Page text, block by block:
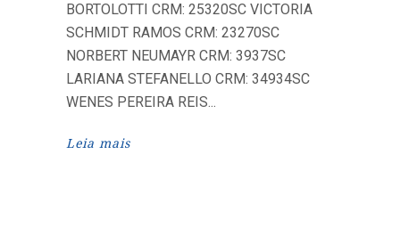
BORTOLOTTI CRM: 25320SC VICTORIA
SCHMIDT RAMOS CRM: 23270SC
NORBERT NEUMAYR CRM: 3937SC
LARIANA STEFANELLO CRM: 34934SC
WENES PEREIRA REIS
Leia mais